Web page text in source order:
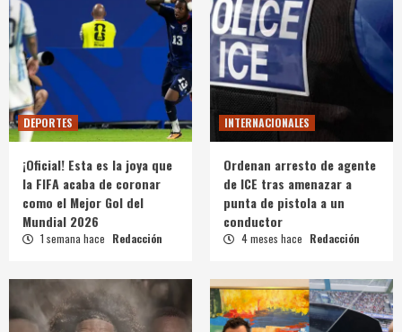
DEPORTES
¡Oficial! Esta es la joya que
la FIFA acaba de coronar
como el Mejor Gol del
Mundial 2026
1 semana hace Redacción
INTERNACIONALES
Ordenan arresto de agente
de ICE tras amenazar a
punta de pistola a un
conductor
4 meses hace Redacción